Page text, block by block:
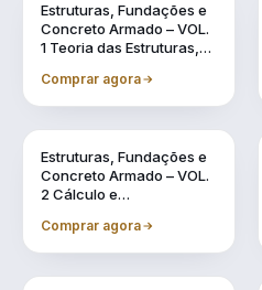
Estruturas, Fundações e
Concreto Armado – VOL.
1 Teoria das Estruturas,
e o Uso do BIM
Comprar agora
Estruturas, Fundações e
Concreto Armado – VOL.
2 Cálculo e
Estruturas Usuais de
Concreto Armado
Comprar agora